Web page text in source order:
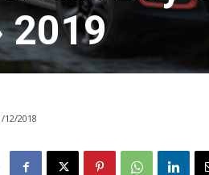
2019
12/2018